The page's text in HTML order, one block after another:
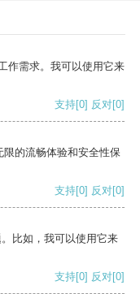
作需求。我可以使用它来
支持[0] 反对[0]
的流畅体验和安全性保
支持[0] 反对[0]
比如，我可以使用它来
支持[0] 反对[0]